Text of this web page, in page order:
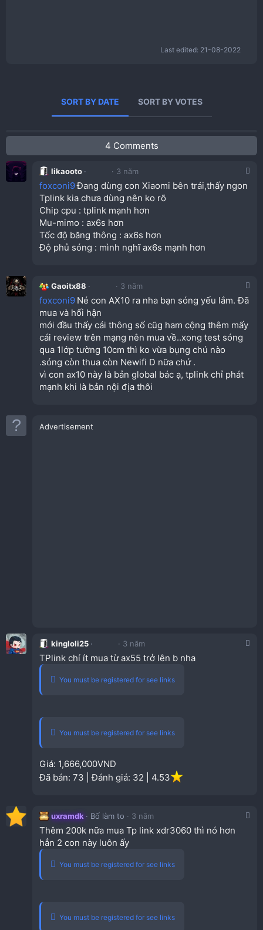
Last edited: 21-08-2022
SORT BY DATE SORT BY VOTES
4 Comments
likaooto 3 năm
foxconi9Đang dùng con Xiaomi bên trái,thấy ngon
Tplink kia chưa dùng nên ko rõ
Chip cpu : tplink mạnh hơn
Mu-mimo : ax6s hơn
Tốc độ băng thông : ax6s hơn
Độ phủ sóng : mình nghĩ ax6s mạnh hơn
Gaoitx88 3 năm
foxconi9 Né con AX10 ra nha bạn sóng yếu lắm. Đã
mua và hối hận
mới đầu thấy cái thông số cũg ham cộng thêm mấy
cái review trên mạng nên mua về..xong test sóng
qua 1lớp tường 10cm thì ko vừa bụng chú nào
.sóng còn thua còn Newifi D nữa chứ .
vì con ax10 này là bản global bác ạ, tplink chỉ phát
mạnh khi là bản nội địa thôi
Advertisement
kingloli25 3 năm
TPlink chí ít mua từ ax55 trở lên b nha
You must be registered for see links
You must be registered for see links
Giá: 1,666,000VND
Đã bán: 73 | Đánh giá: 32 | 4.53
uxramdk Bố làm to 3 năm
Thêm 200k nữa mua Tp link xdr3060 thì nó hơn
hẳn 2 con này luôn ấy
You must be registered for see links
You must be registered for see links